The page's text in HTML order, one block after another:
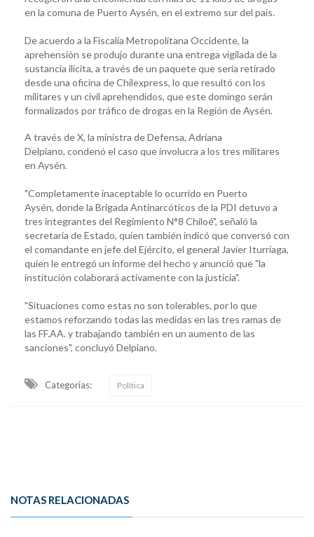
en la comuna de Puerto Aysén, en el extremo sur del país.
De acuerdo a la Fiscalía Metropolitana Occidente, la
aprehensión se produjo durante una entrega vigilada de la
sustancia ilícita, a través de un paquete que sería retirado
desde una oficina de Chilexpress, lo que resultó con los
militares y un civil aprehendidos, que este domingo serán
formalizados por tráfico de drogas en la Región de Aysén.
A través de X, la ministra de Defensa, Adriana
Delpiano, condenó el caso que involucra a los tres militares
en Aysén.
"Completamente inaceptable lo ocurrido en Puerto
Aysén, donde la Brigada Antinarcóticos de la PDI detuvo a
tres integrantes del Regimiento N°8 Chiloé", señaló la
secretaria de Estado, quien también indicó que conversó con
el comandante en jefe del Ejército, el general Javier Iturriaga,
quien le entregó un informe del hecho y anunció que "la
institución colaborará activamente con la justicia".
"Situaciones como estas no son tolerables, por lo que
estamos reforzando todas las medidas en las tres ramas de
las FF.AA. y trabajando también en un aumento de las
sanciones", concluyó Delpiano.
Categorias: Política
NOTAS RELACIONADAS